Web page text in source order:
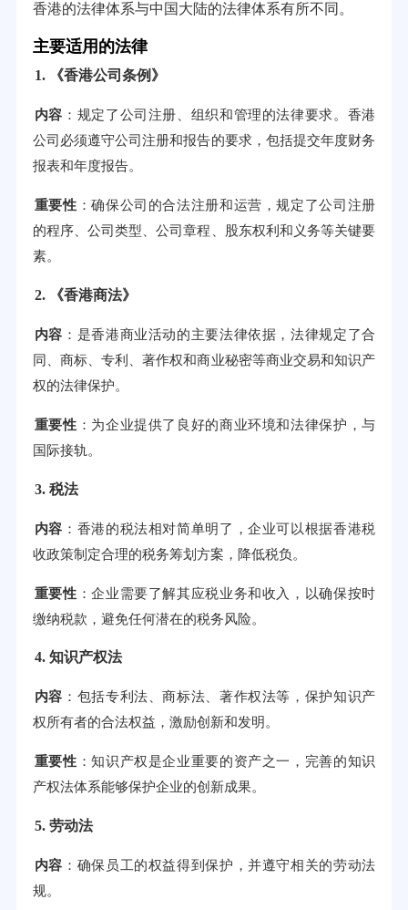
香港的法律体系与中国大陆的法律体系有所不同。
主要适用的法律
1. 《香港公司条例》
内容 ：规定了公司注册、组织和管理的法律要求。香港
公司必须遵守公司注册和报告的要求，包括提交年度财务
报表和年度报告。
重要性 ：确保公司的合法注册和运营，规定了公司注册
的程序、公司类型、公司章程、股东权利和义务等关键要
素。
2. 《香港商法》
内容 ：是香港商业活动的主要法律依据，法律规定了合
同、商标、专利、著作权和商业秘密等商业交易和知识产
权的法律保护。
重要性 ：为企业提供了良好的商业环境和法律保护，与
国际接轨。
3. 税法
内容 ：香港的税法相对简单明了，企业可以根据香港税
收政策制定合理的税务筹划方案，降低税负。
重要性 ：企业需要了解其应税业务和收入，以确保按时
缴纳税款，避免任何潜在的税务风险。
4. 知识产权法
内容 ：包括专利法、商标法、著作权法等，保护知识产
权所有者的合法权益，激励创新和发明。
重要性 ：知识产权是企业重要的资产之一，完善的知识
产权法体系能够保护企业的创新成果。
5. 劳动法
内容 ：确保员工的权益得到保护，并遵守相关的劳动法
规。